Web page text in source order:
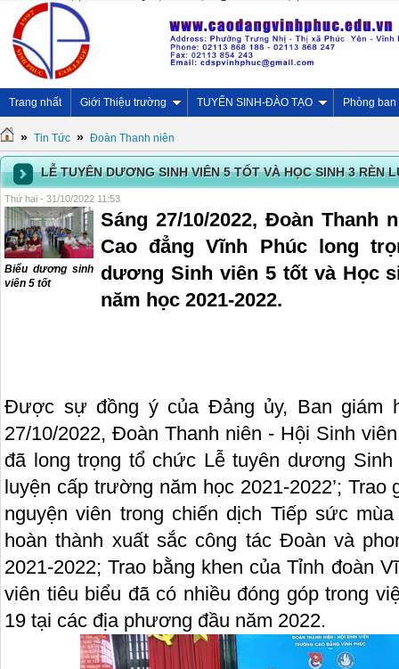
Trang nhất Giới Thiệu trường TUYỂN SINH-ĐÀO TẠO Phòng ban
» Tin Tức » Đoàn Thanh niên
LỄ TUYÊN DƯƠNG SINH VIÊN 5 TỐT VÀ HỌC SINH 3 RÈN
Thứ hai - 31/10/2022 11:53
Biểu dương sinh
viên 5 tốt
Sáng 27/10/2022, Đoàn
Cao đẳng Vĩnh Phúc long
dương Sinh viên 5 tốt và Học
năm học 2021-2022.
Được sự đồng ý của Đảng ủy, Ban giám
27/10/2022, Đoàn Thanh niên - Hội Sinh
đã long trọng tổ chức Lễ tuyên dương
luyện cấp trường năm học 2021-2022’;
nguyện viên trong chiến dịch Tiếp sức
hoàn thành xuất sắc công tác Đoàn và
2021-2022; Trao bằng khen của Tỉnh đoàn
viên tiêu biểu đã có nhiều đóng góp trong
19 tại các địa phương đầu năm 2022.